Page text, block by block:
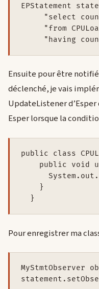
EPStatement
"select
"from
Ensuite pour être
déclenché, je vais
UpdateListener
Esper lorsque la
public class
public void
    }
Pour enregistrer ma
MyStmtObserver